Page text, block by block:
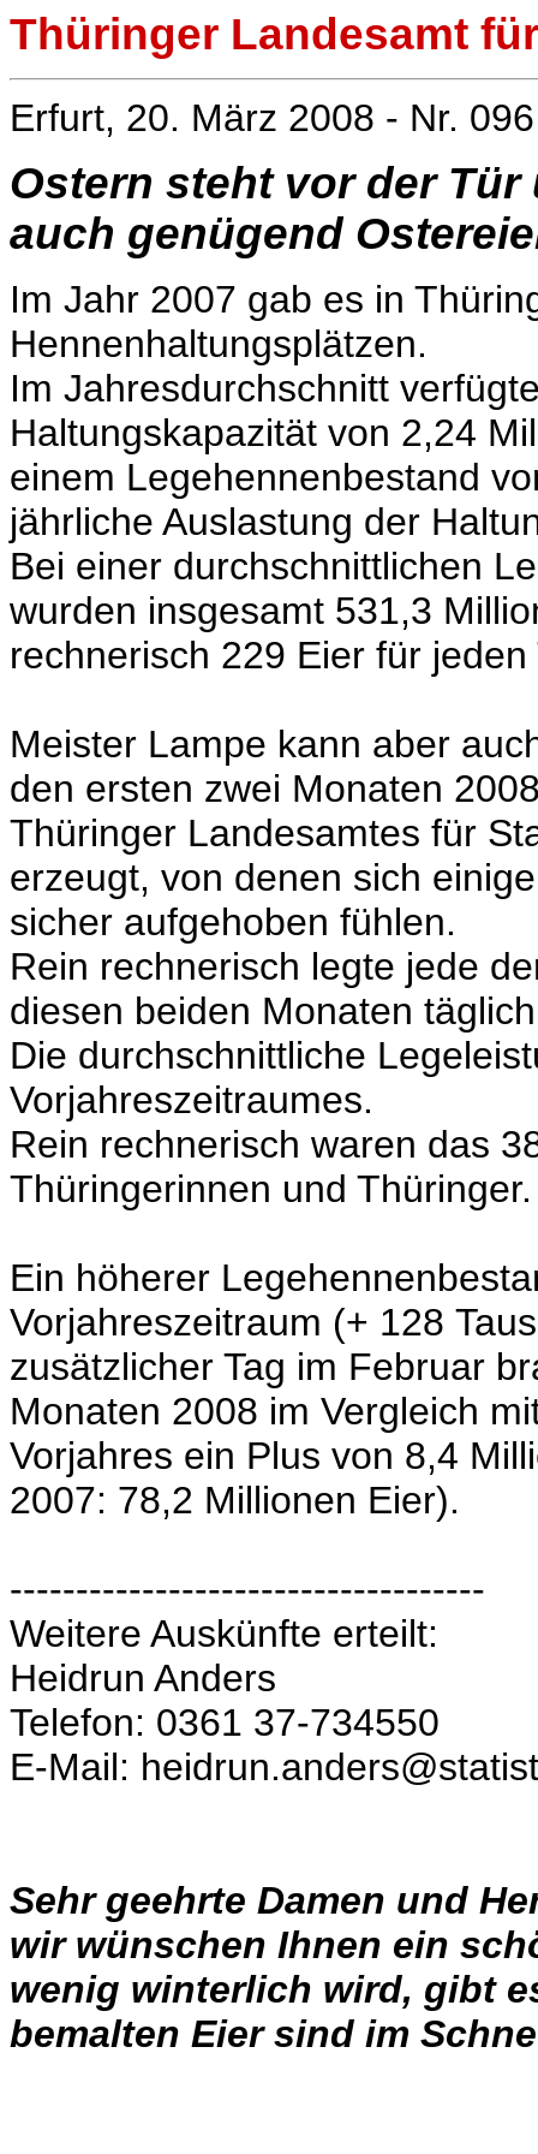
Thüringer Landesamt
Erfurt, 20. März 2008 - Nr. 096
Ostern steht vor der
auch genügend
Im Jahr 2007 gab es in
Hennenhaltungsplätzen.
Im Jahresdurchschnitt
Haltungskapazität von 2,24
einem Legehennenbestand
jährliche Auslastung der
Bei einer durchschnittlichen
wurden insgesamt 531,3
rechnerisch 229 Eier für
Meister Lampe kann aber
den ersten zwei Monaten
Thüringer Landesamtes für
erzeugt, von denen sich
sicher aufgehoben fühlen.
Rein rechnerisch legte jede
diesen beiden Monaten
Die durchschnittliche
Vorjahreszeitraumes.
Rein rechnerisch waren das
Thüringerinnen und Thüringer.
Ein höherer
Vorjahreszeitraum (+ 128
zusätzlicher Tag im Februar
Monaten 2008 im Vergleich
Vorjahres ein Plus von 8,4
2007: 78,2 Millionen Eier).
------------------------------------
Weitere Auskünfte erteilt:
Heidrun Anders
Telefon: 0361 37-734550
E-Mail:
Sehr geehrte Damen und
wir wünschen Ihnen ein
wenig winterlich wird, gibt
bemalten Eier sind im